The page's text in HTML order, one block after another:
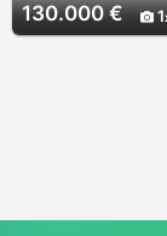
130.000 € 1